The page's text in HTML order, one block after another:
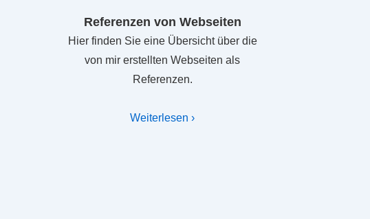
Referenzen von Webseiten
Hier finden Sie eine Übersicht über die
von mir erstellten Webseiten als
Referenzen.
Weiterlesen ›